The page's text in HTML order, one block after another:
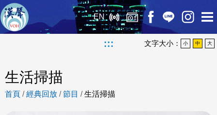
EN
::: 文字大小： 小 中 大
生活掃描
首頁 /經典回放 /節目 /生活掃描